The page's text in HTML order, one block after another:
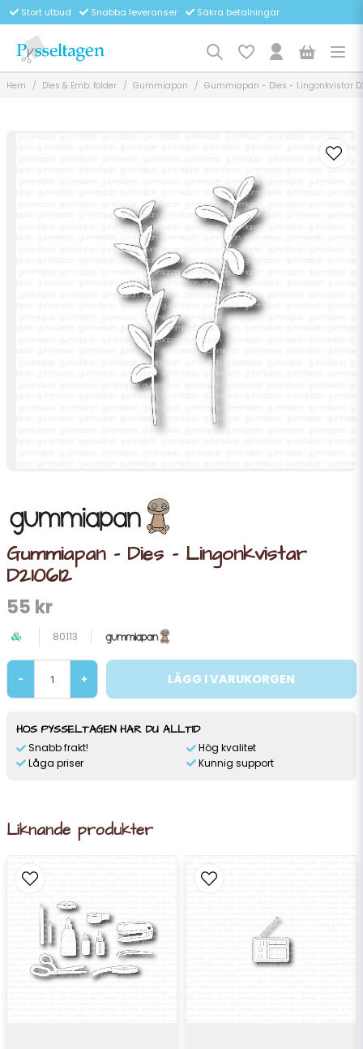
Stort utbud Snabba leveranser Säkra betalningar
Hem Dies & Emb. folder Gummiapan Gummiapan - Dies - Lingonkvistar
Gummiapan - Dies - Lingonkvistar
D210612
55 kr
80113
- + LÄGG I VARUKORGEN
HOS PYSSELTAGEN HAR DU ALLTID
Snabb frakt!
Låga priser
Hög kvalitet
Kunnig support
Liknande produkter